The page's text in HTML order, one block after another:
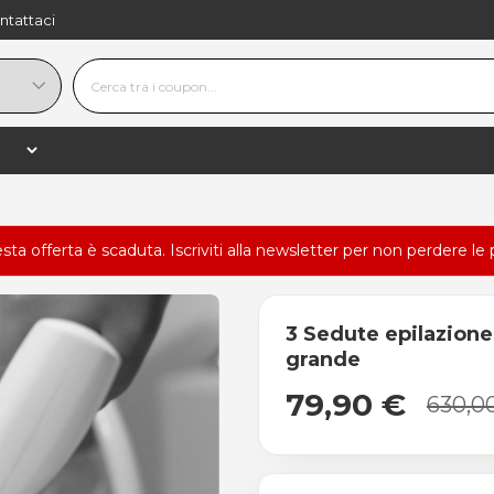
offerta è scaduta. Iscriviti alla newsletter per non perdere le
3 Sedute
grande
79,90 €